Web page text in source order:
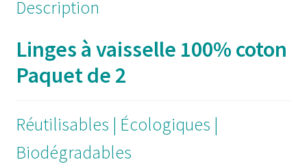
Description
Linges à vaisselle 100% coton
Paquet de 2
Réutilisables | Écologiques |
Biodégradables